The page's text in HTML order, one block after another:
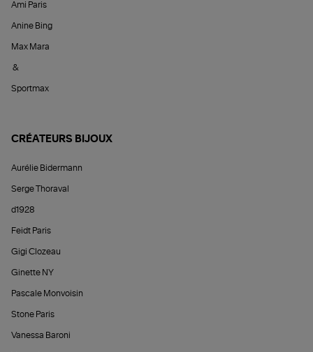
Ami Paris
Anine Bing
Max Mara
&
Sportmax
CRÉATEURS BIJOUX
Aurélie Bidermann
Serge Thoraval
d1928
Feidt Paris
Gigi Clozeau
Ginette NY
Pascale Monvoisin
Stone Paris
Vanessa Baroni